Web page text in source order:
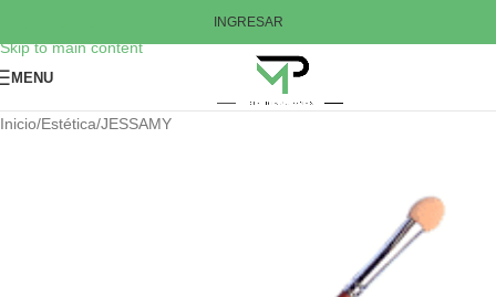
Skip to main content
INGRESAR
MENU
Inicio/Estética/JESSAMY